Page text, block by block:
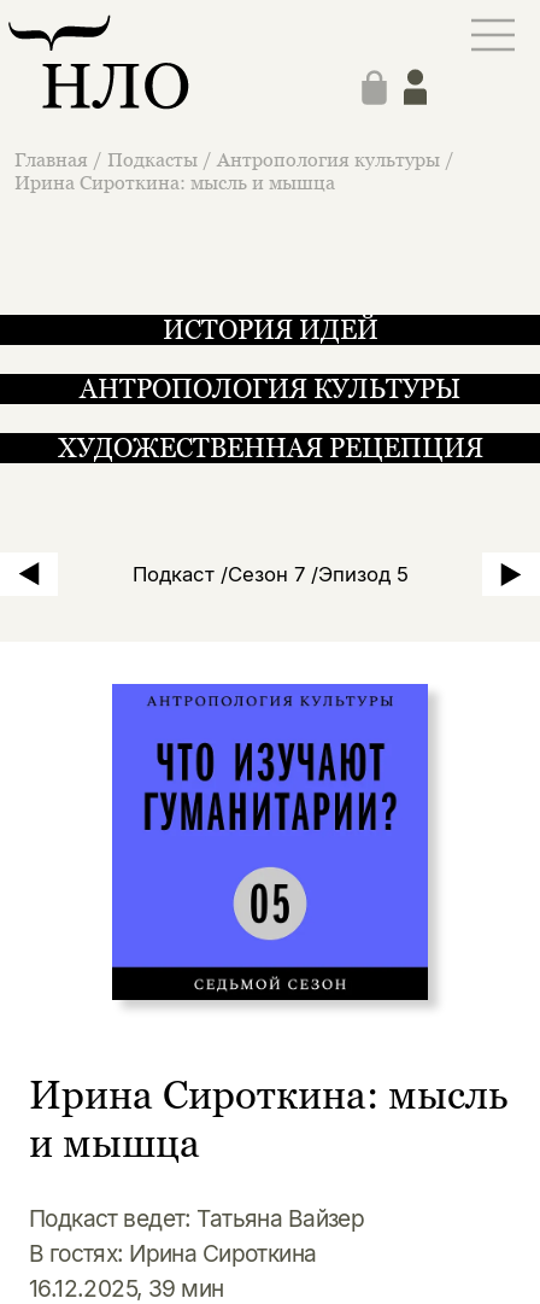
Главная / Подкасты / Антропология культуры /
Ирина Сироткина: мысль и мышца
ИСТОРИЯ ИДЕЙ
АНТРОПОЛОГИЯ КУЛЬТУРЫ
ХУДОЖЕСТВЕННАЯ РЕЦЕПЦИЯ
Подкаст /Сезон 7 /Эпизод 5
Ирина Сироткина: мысль
и мышца
Подкаст ведет: Татьяна Вайзер
В гостях: Ирина Сироткина
16.12.2025, 39 мин